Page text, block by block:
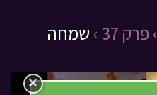
פרק 37 ›
שמחה
×